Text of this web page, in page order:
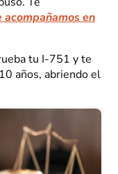
acompañamos en
tu I-751 y te
años, abriendo el